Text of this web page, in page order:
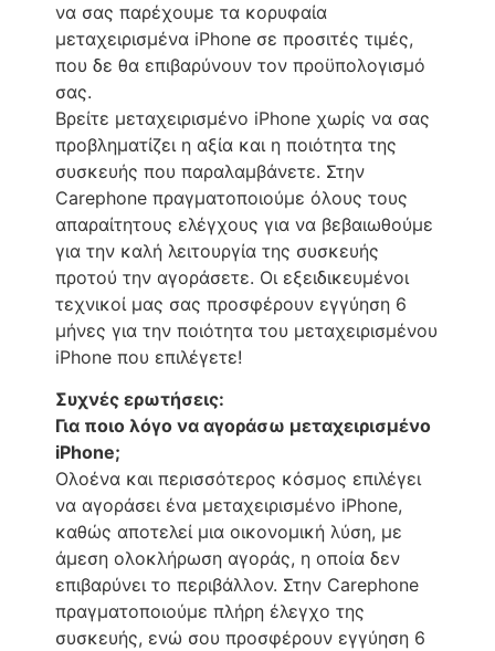
να σας παρέχουμε τα κορυφαία
μεταχειρισμένα iPhone σε προσιτές τιμές,
που δε θα επιβαρύνουν τον προϋπολογισμό
σας.
Βρείτε μεταχειρισμένο iPhone χωρίς να σας
προβληματίζει η αξία και η ποιότητα της
συσκευής που παραλαμβάνετε. Στην
Carephone πραγματοποιούμε όλους τους
απαραίτητους ελέγχους για να βεβαιωθούμε
για την καλή λειτουργία της συσκευής
προτού την αγοράσετε. Οι εξειδικευμένοι
τεχνικοί μας σας προσφέρουν εγγύηση 6
μήνες για την ποιότητα του μεταχειρισμένου
iPhone που επιλέγετε!
Συχνές ερωτήσεις:
Για ποιο λόγο να αγοράσω μεταχειρισμένο
iPhone;
Ολοένα και περισσότερος κόσμος επιλέγει
να αγοράσει ένα μεταχειρισμένο iPhone,
καθώς αποτελεί μια οικονομική λύση, με
άμεση ολοκλήρωση αγοράς, η οποία δεν
επιβαρύνει το περιβάλλον. Στην Carephone
πραγματοποιούμε πλήρη έλεγχο της
συσκευής, ενώ σου προσφέρουν εγγύηση 6